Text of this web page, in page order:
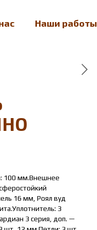
Наши работы
100 мм.Внешнее
16 мм, Роял вуд
3
3 серия, доп. —